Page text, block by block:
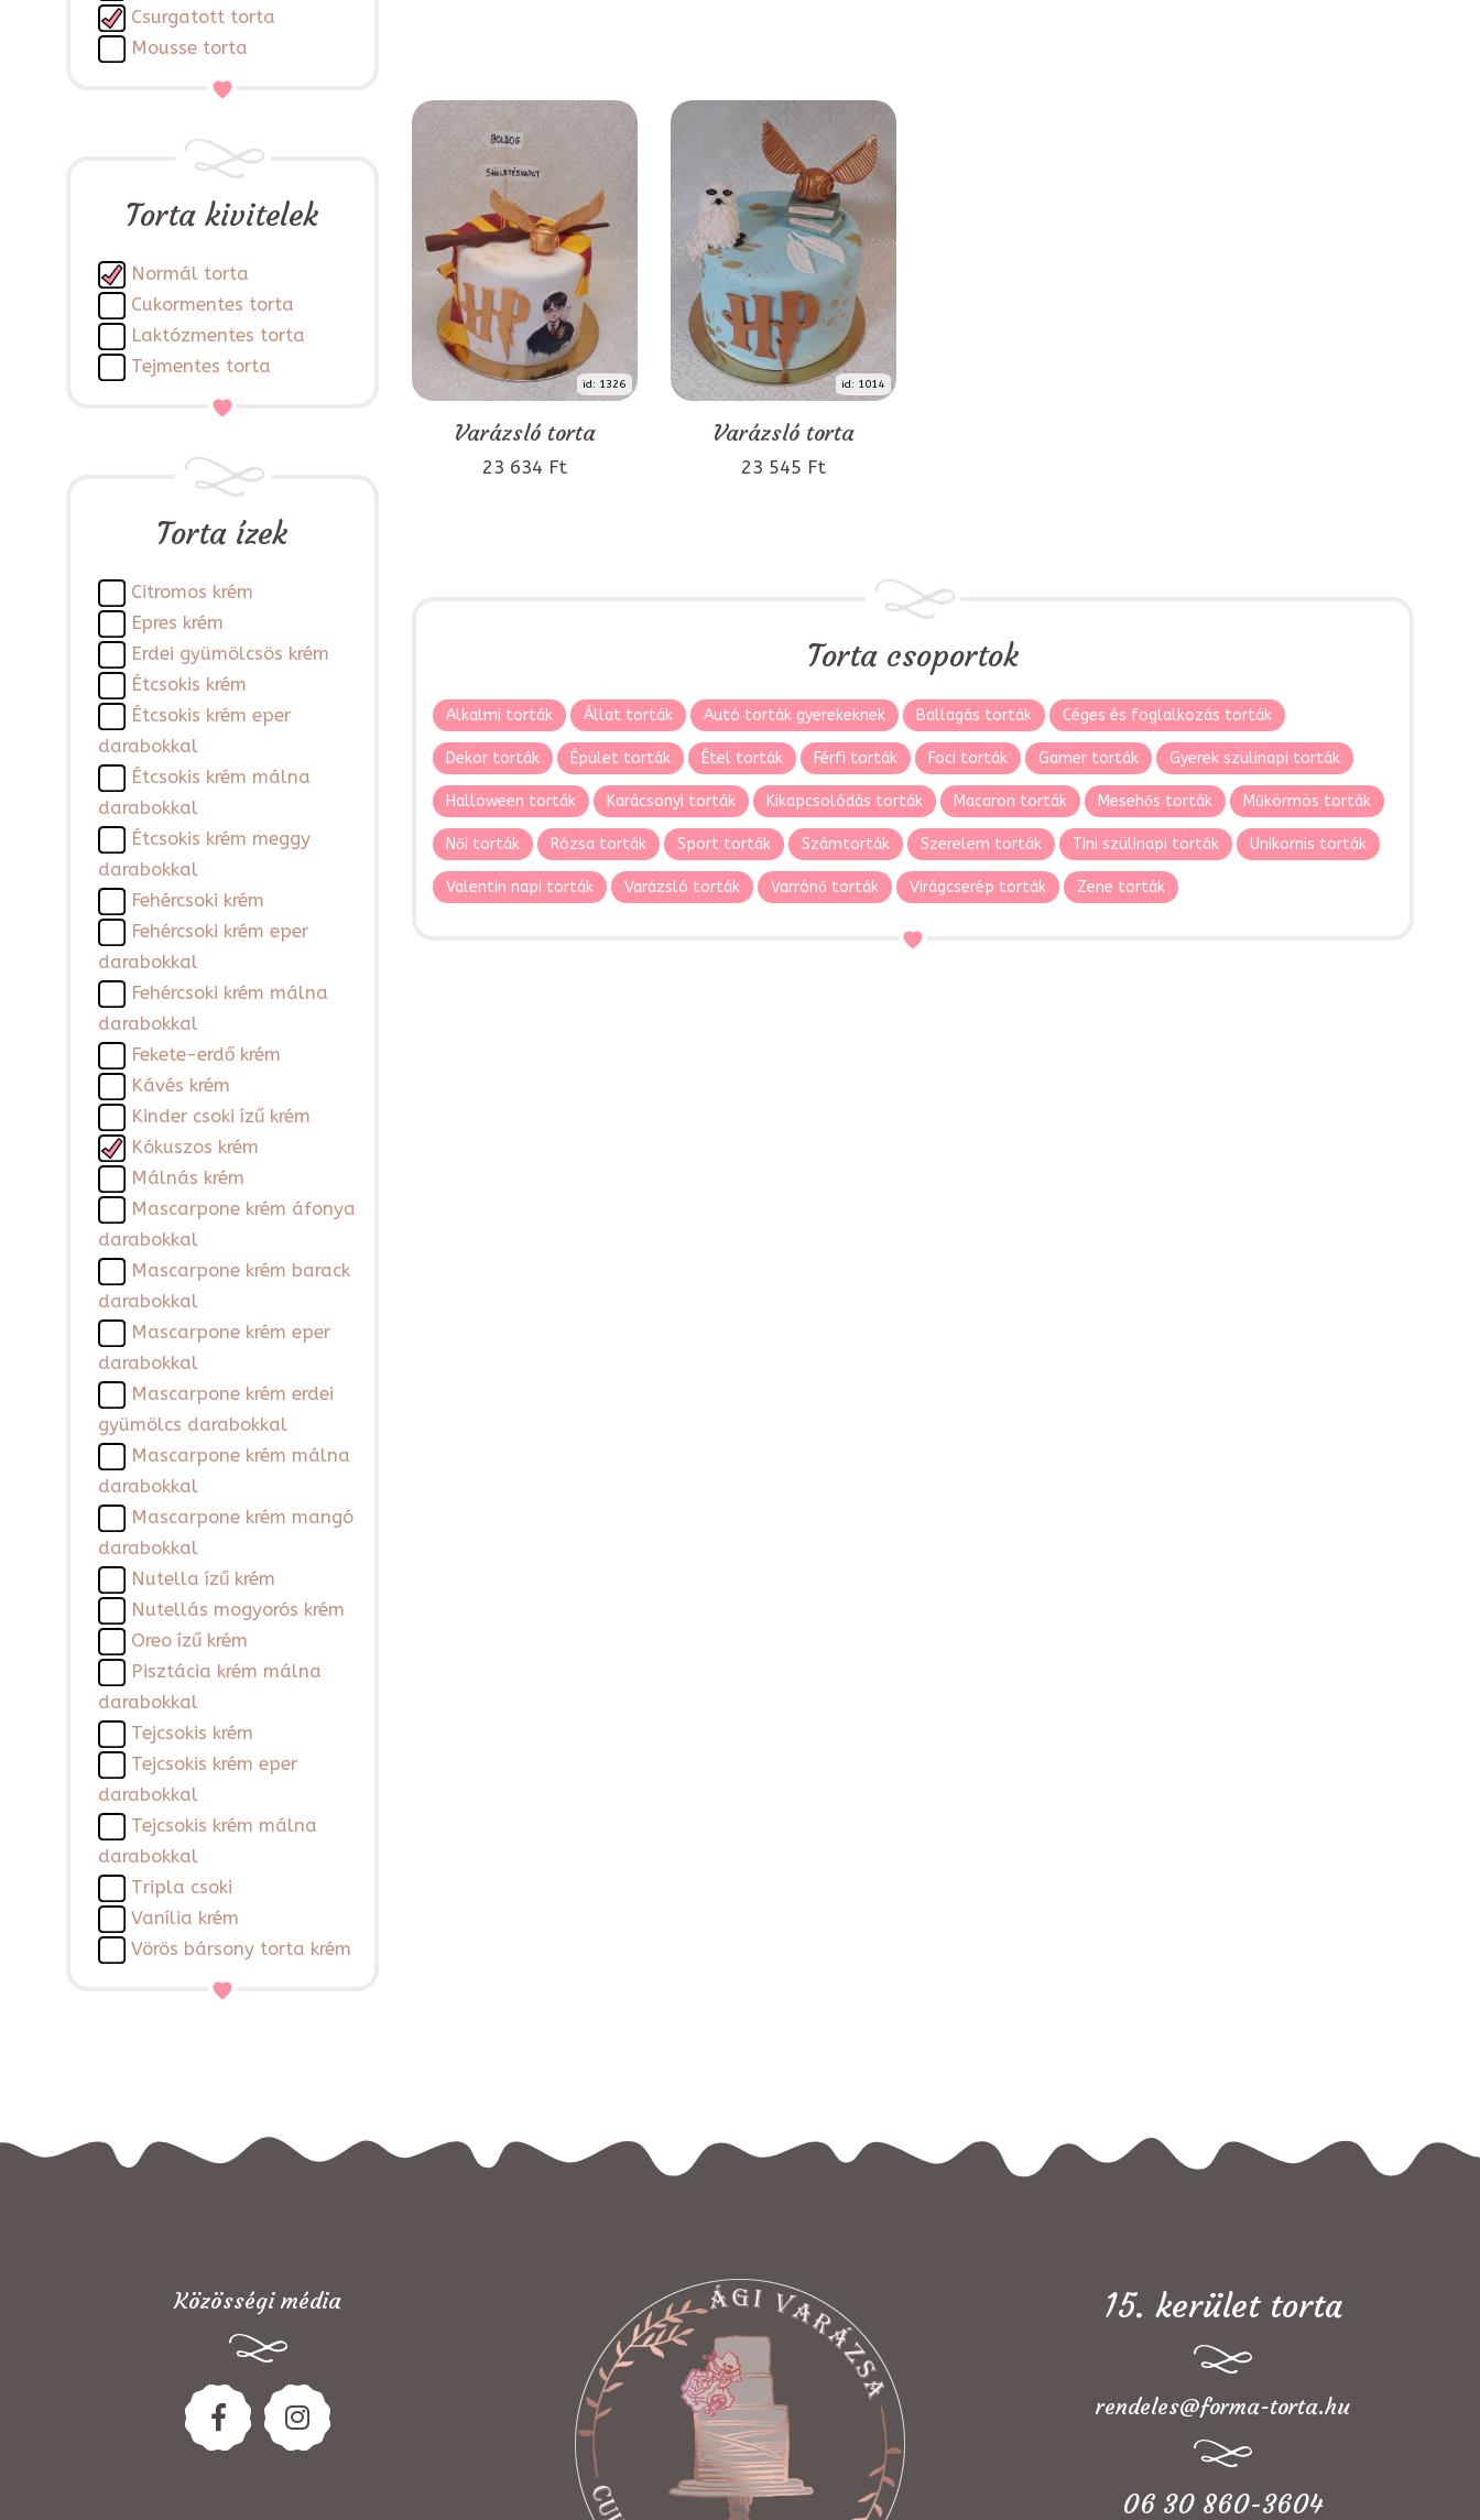
Csurgatott torta
Mousse torta
Torta kivitelek
Normál torta
Cukormentes torta
Laktózmentes torta
Tejmentes torta
Torta ízek
Citromos krém
Epres krém
Erdei gyümölcsös krém
Étcsokis krém
Étcsokis krém eper
darabokkal
Étcsokis krém málna
darabokkal
Étcsokis krém meggy
darabokkal
Fehércsoki krém
Fehércsoki krém eper
darabokkal
Fehércsoki krém málna
darabokkal
Fekete-erdő krém
Kávés krém
Kinder csoki ízű krém
Kókuszos krém
Málnás krém
Mascarpone krém áfonya
darabokkal
Mascarpone krém barack
darabokkal
Mascarpone krém eper
darabokkal
Mascarpone krém erdei
gyümölcs darabokkal
Mascarpone krém málna
darabokkal
Mascarpone krém mangó
darabokkal
Nutella ízű krém
Nutellás mogyorós krém
Oreo ízű krém
Pisztácia krém málna
darabokkal
Tejcsokis krém
Tejcsokis krém eper
darabokkal
Tejcsokis krém málna
darabokkal
Tripla csoki
Vanília krém
Vörös bársony torta krém
id: 1326
Varázsló torta
23 634 Ft
id: 1014
Varázsló torta
23 545 Ft
Torta csoportok
Alkalmi torták Állat torták Autó torták gyerekeknek Ballagás torták Céges és foglalkozás torták
Dekor torták Épület torták Étel torták Férfi torták Foci torták Gamer torták Gyerek szülinapi torták
Halloween torták Karácsonyi torták Kikapcsolódás torták Macaron torták Mesehős torták Műkörmös torták
Női torták Rózsa torták Sport torták Számtorták Szerelem torták Tini szülinapi torták Unikornis torták
Valentin napi torták Varázsló torták Varrónő torták Virágcserép torták Zene torták
Közösségi média 15. kerület torta
rendeles@forma-torta.hu
06 30 860-3604